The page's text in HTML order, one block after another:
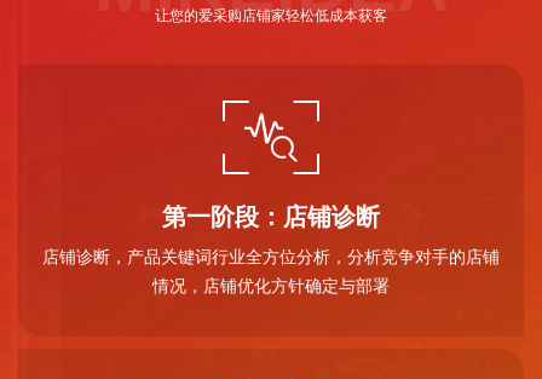
让您的爱采购店铺家轻松低成本获客
第一阶段：店铺诊断
店铺诊断，产品关键词行业全方位分析，分析竞争对手的店铺
情况，店铺优化方针确定与部署